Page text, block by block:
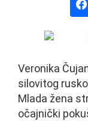
Veronika
silovitog
Mlada žena
očajnički